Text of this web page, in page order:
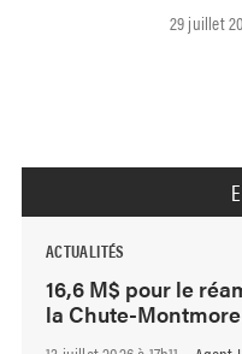
29 juillet
ACTUALITÉS
16,6 M$ pour le
la Chute-